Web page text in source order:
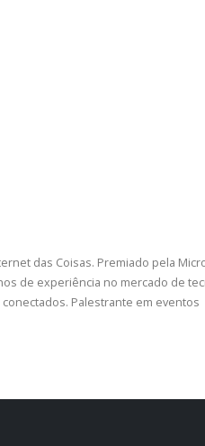
das Coisas. Premiado pela
de experiência no mercado de
Palestrante em eventos